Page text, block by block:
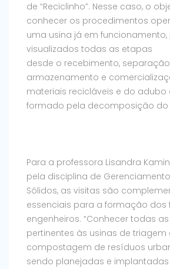
de “Reciclinho”. Nesse caso, o
conhecer os procedimentos
uma usina já em
visualizados todas as etapas
desde o recebimento,
armazenamento e
materiais recicláveis e do adubo
formado pela decomposição do
Para a professora Lisandra
pela disciplina de
Sólidos, as visitas são
essenciais para a formação dos
engenheiros. “Conhecer todas
pertinentes às usinas de triagem
compostagem de resíduos
sendo planejadas e